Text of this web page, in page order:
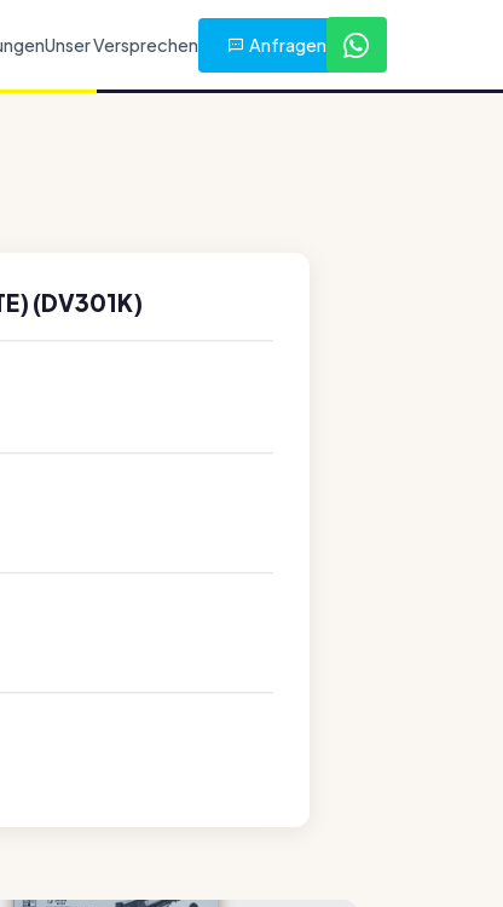
Unser Versprechen Anfragen
(DV301K)